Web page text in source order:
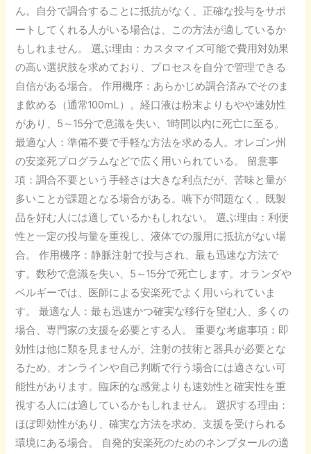
ん。自分で調合することに抵抗がなく、正確な投与をサポ
ートしてくれる人がいる場合は、この方法が適しているか
もしれません。 選ぶ理由：カスタマイズ可能で費用対効果
の高い選択肢を求めており、プロセスを自分で管理できる
自信がある場合。 作用機序：あらかじめ調合済みでそのま
ま飲める（通常100mL）。経口液は粉末よりもやや速効性
があり、5～15分で意識を失い、1時間以内に死亡に至る。
最適な人：準備不要で手軽な方法を求める人。オレゴン州
の安楽死プログラムなどで広く用いられている。 留意事
項：調合不要という手軽さは大きな利点だが、苦味と量が
多いことが課題となる場合がある。嚥下が問題なく、既製
品を好む人には適しているかもしれない。 選ぶ理由：利便
性と一定の投与量を重視し、液体での服用に抵抗がない場
合。 作用機序：静脈注射で投与され、最も迅速な方法で
す。数秒で意識を失い、5～15分で死亡します。オランダや
ベルギーでは、医師による安楽死でよく用いられていま
す。 最適な人：最も迅速かつ確実な移行を望む人、多くの
場合、専門家の支援を必要とする人。 重要な考慮事項：即
効性は他に類を見ませんが、注射の技術と器具が必要とな
るため、オンラインや自己判断で行う場合には適さない可
能性があります。臨床的な感覚よりも速効性と確実性を重
視する人には適しているかもしれません。 選択する理由：
ほぼ即効性があり、確実な方法を求め、支援を受けられる
環境にある場合。 自発的安楽死のためのネンブタールの適